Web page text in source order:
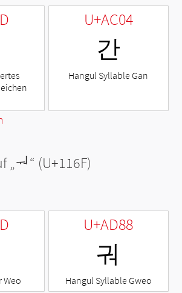
U+AC04
간
Hangul Syllable Gan
„ᅯ“ (U+116F)
Weo
U+AD88
궈
Hangul Syllable Gweo